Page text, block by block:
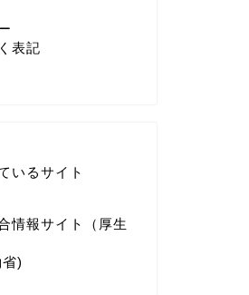
表記
いるサイト
情報サイト（厚生
)